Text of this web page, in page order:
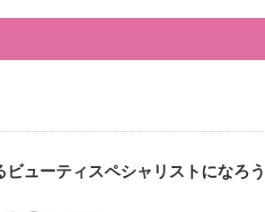
ューティスペシャリストになろう